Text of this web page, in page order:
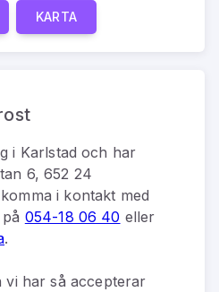
KARTA
i Karlstad och har
6, 652 24
i kontakt med
054-18 06 40 eller
.
vi har så accepterar